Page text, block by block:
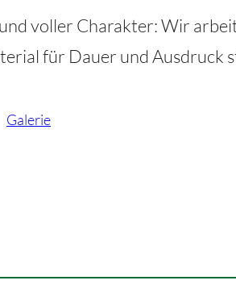
voller Charakter: Wir
für Dauer und Ausdruck
Galerie